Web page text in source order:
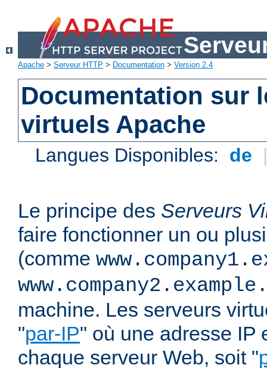
Apache > Serveur HTTP > Documentation > Version 2.4
Documentation sur
virtuels Apache
Langues Disponibles: de
Le principe des Serveurs
faire fonctionner un ou
(comme
machine. Les serveurs
"par-IP" où une adresse IP
chaque serveur Web, soit "